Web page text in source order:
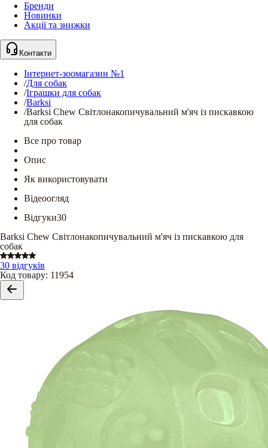
Бренди
Новинки
Акції та знижки
Контакти
Інтернет-зоомагазин №1
/Для собак
/Іграшки для собак
/Barksi
/Barksi Chew Світлонакопичувальний м'яч із пискавкою
для собак
Все про товар
Опис
Як використовувати
Відеоогляд
Відгуки30
Barksi Chew Світлонакопичувальний м'яч із пискавкою для
собак
30 відгуків
Код товару: 11954